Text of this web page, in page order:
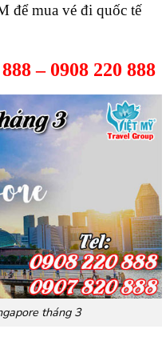
để mua vé đi quốc tế
– 0908 220 888
tháng 3